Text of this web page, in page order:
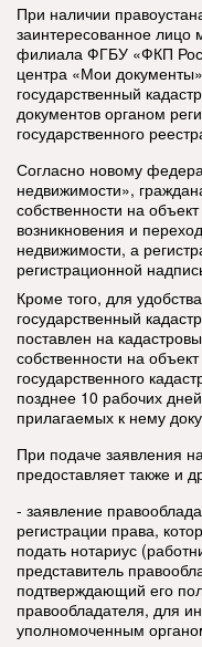
При наличии
заинтересованное
филиала ФГБУ «ФКП
центра «Мои
государственный
документов органом
государственного
Согласно новому
недвижимости»,
собственности на
возникновения и
недвижимости, а
регистрационной
Кроме того, для
государственный
поставлен на
собственности на
государственного
позднее 10 рабочих
прилагаемых к нему
При подаче заявления
предоставляет также и
- заявление
регистрации права,
подать нотариус
представитель
подтверждающий его
правообладателя, для
уполномоченным